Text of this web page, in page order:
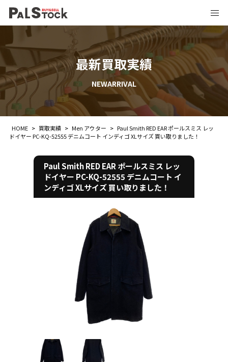
最新買取実績
NEWARRIVAL
HOME > 買取実績 > Men アウター > Paul Smith RED EAR ポールスミス レッ
ドイヤー PC-KQ-52555 デニムコート インディゴ XLサイズ 買い取りました！
Paul Smith RED EAR ポールスミス レッ
ドイヤー PC-KQ-52555 デニムコート イ
ンディゴ XLサイズ 買い取りました！